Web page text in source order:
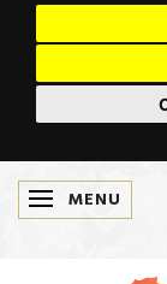
SKIFTE
MENU